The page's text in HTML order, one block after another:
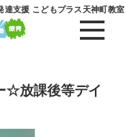
達支援 こどもプラス天神町教室
☆放課後等デイ